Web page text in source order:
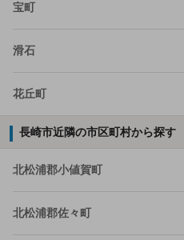
宝町
滑石
花丘町
長崎市近隣の市区町村から探す
北松浦郡小値賀町
北松浦郡佐々町